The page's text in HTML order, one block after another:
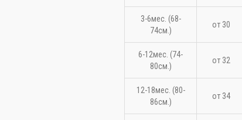
3-6мес. (68-
74см.)
от 30
6-12мес. (74-
80см.)
от 32
12-18мес. (80-
86см.)
от 34